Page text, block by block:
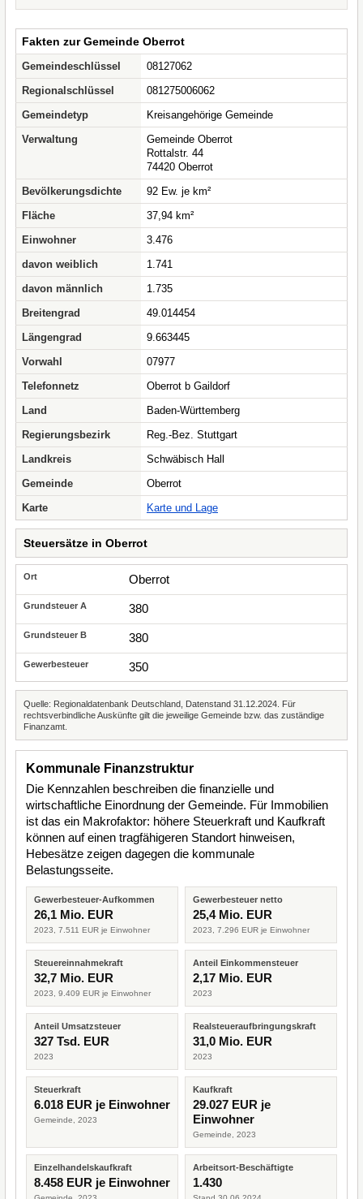
Fakten zur Gemeinde Oberrot
Gemeindeschlüssel
08127062
Regionalschlüssel
081275006062
Gemeindetyp
Kreisangehörige Gemeinde
Verwaltung
Gemeinde Oberrot
Rottalstr. 44
74420 Oberrot
Bevölkerungsdichte
92 Ew. je km²
Fläche
37,94 km²
Einwohner
3.476
davon weiblich
1.741
davon männlich
1.735
Breitengrad
49.014454
Längengrad
9.663445
Vorwahl
07977
Telefonnetz
Oberrot b Gaildorf
Land
Baden-Württemberg
Regierungsbezirk
Reg.-Bez. Stuttgart
Landkreis
Schwäbisch Hall
Gemeinde
Oberrot
Karte
Karte und Lage
Steuersätze in Oberrot
Oberrot
380
380
350
Quelle: Regionaldatenbank Deutschland, Datenstand 31.12.2024. Für
rechtsverbindliche Auskünfte gilt die jeweilige Gemeinde bzw. das zuständige
Finanzamt.
Kommunale Finanzstruktur
Die Kennzahlen beschreiben die finanzielle und
wirtschaftliche Einordnung der Gemeinde. Für Immobilien
ist das ein Makrofaktor: höhere Steuerkraft und Kaufkraft
können auf einen tragfähigeren Standort hinweisen,
Hebesätze zeigen dagegen die kommunale
Belastungsseite.
Gewerbesteuer-Aufkommen
26,1 Mio. EUR
2023, 7.511 EUR je Einwohner
Gewerbesteuer netto
25,4 Mio. EUR
2023, 7.296 EUR je Einwohner
Steuereinnahmekraft
32,7 Mio. EUR
2023, 9.409 EUR je Einwohner
Anteil Einkommensteuer
2,17 Mio. EUR
2023
Anteil Umsatzsteuer
327 Tsd. EUR
2023
Realsteueraufbringungskraft
31,0 Mio. EUR
2023
Steuerkraft
6.018 EUR je Einwohner
Gemeinde, 2023
Kaufkraft
29.027 EUR je
Einwohner
Gemeinde, 2023
Einzelhandelskaufkraft
8.458 EUR je Einwohner
Arbeitsort-Beschäftigte
1.430